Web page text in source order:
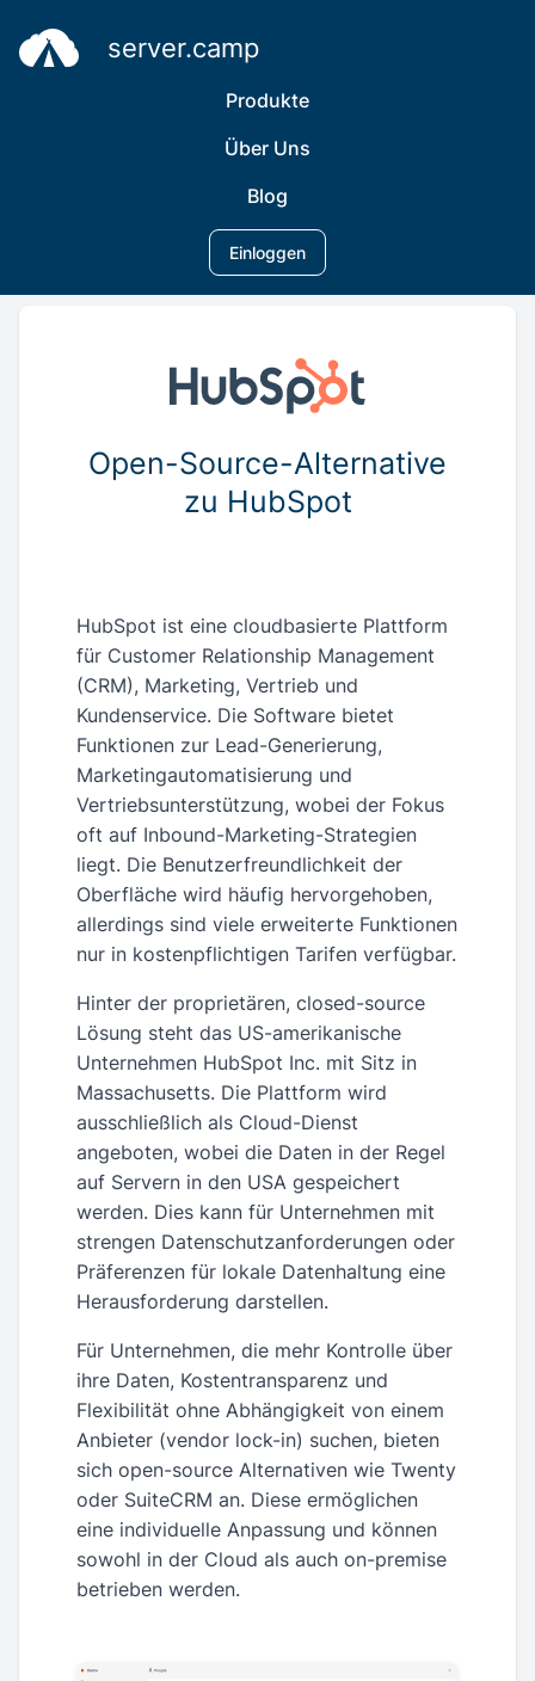
server.camp
Produkte
Über Uns
Blog
Einloggen
Open-Source-Alternative
zu HubSpot
HubSpot ist eine cloudbasierte Plattform
für Customer Relationship Management
(CRM), Marketing, Vertrieb und
Kundenservice. Die Software bietet
Funktionen zur Lead-Generierung,
Marketingautomatisierung und
Vertriebsunterstützung, wobei der Fokus
oft auf Inbound-Marketing-Strategien
liegt. Die Benutzerfreundlichkeit der
Oberfläche wird häufig hervorgehoben,
allerdings sind viele erweiterte Funktionen
nur in kostenpflichtigen Tarifen verfügbar.
Hinter der proprietären, closed-source
Lösung steht das US-amerikanische
Unternehmen HubSpot Inc. mit Sitz in
Massachusetts. Die Plattform wird
ausschließlich als Cloud-Dienst
angeboten, wobei die Daten in der Regel
auf Servern in den USA gespeichert
werden. Dies kann für Unternehmen mit
strengen Datenschutzanforderungen oder
Präferenzen für lokale Datenhaltung eine
Herausforderung darstellen.
Für Unternehmen, die mehr Kontrolle über
ihre Daten, Kostentransparenz und
Flexibilität ohne Abhängigkeit von einem
Anbieter (vendor lock-in) suchen, bieten
sich open-source Alternativen wie Twenty
oder SuiteCRM an. Diese ermöglichen
eine individuelle Anpassung und können
sowohl in der Cloud als auch on-premise
betrieben werden.